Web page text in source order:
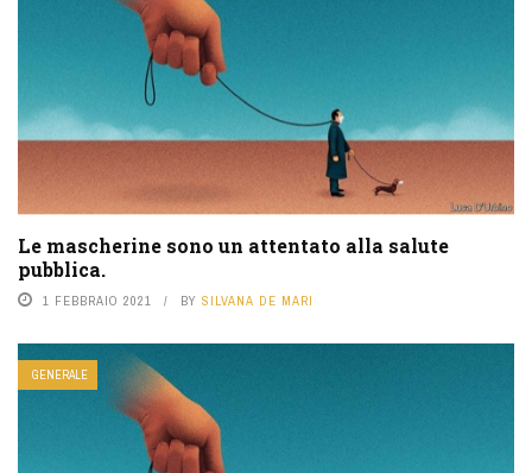
Le mascherine sono un attentato alla salute
pubblica.
1 FEBBRAIO 2021 BY SILVANA DE MARI
GENERALE